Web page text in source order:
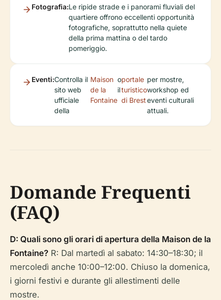
Fotografia:Le ripide strade e i panorami fluviali del
quartiere offrono eccellenti opportunità
fotografiche, soprattutto nella quiete
della prima mattina o del tardo
pomeriggio.
Eventi:Controlla il
sito web
ufficiale
della
Maison
de la
Fontaine
o
il
portale
turistico
di Brest
per mostre,
workshop ed
eventi culturali
attuali.
Domande Frequenti
(FAQ)
D: Quali sono gli orari di apertura della Maison de la
Fontaine? R: Dal martedì al sabato: 14:30–18:30; il
mercoledì anche 10:00–12:00. Chiuso la domenica,
i giorni festivi e durante gli allestimenti delle
mostre.